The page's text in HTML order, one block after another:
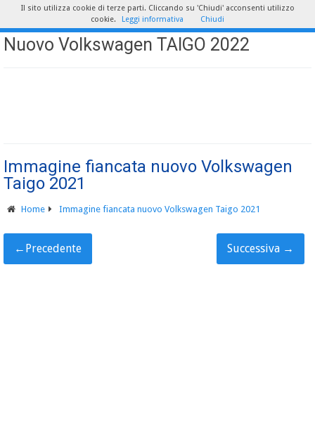
Nuovo Volkswagen TAIGO 2022
Immagine fiancata nuovo Volkswagen
Taigo 2021
Home Immagine fiancata nuovo Volkswagen Taigo 2021
← Precedente Successiva →
Il sito utilizza cookie di terze parti. Cliccando su 'Chiudi' acconsenti utilizzo
cookie.
Leggi informativa Chiudi